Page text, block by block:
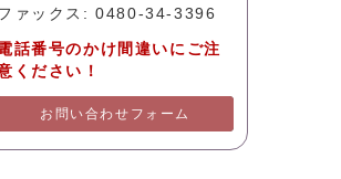
ァックス: 0480-34-3396
話番号のかけ間違いにご注
ください！
お問い合わせフォーム